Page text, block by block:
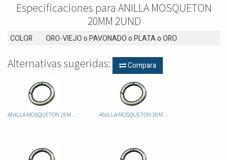
Especificaciones para ANILLA MOSQUETON
20MM 2UND
COLOR ORO-VIEJOoPAVONADOoPLATAoORO
Alternativas sugeridas: Compara
ANILLA MOSQUETON 25MM 2UND ANILLA MOSQUETON 30MM 2UND